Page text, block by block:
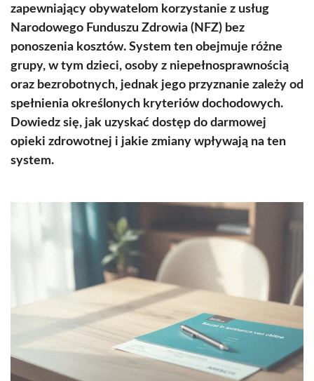
zapewniający obywatelom korzystanie z usług
Narodowego Funduszu Zdrowia (NFZ) bez
ponoszenia kosztów. System ten obejmuje różne
grupy, w tym dzieci, osoby z niepełnosprawnością
oraz bezrobotnych, jednak jego przyznanie zależy od
spełnienia określonych kryteriów dochodowych.
Dowiedz się, jak uzyskać dostęp do darmowej
opieki zdrowotnej i jakie zmiany wpływają na ten
system.